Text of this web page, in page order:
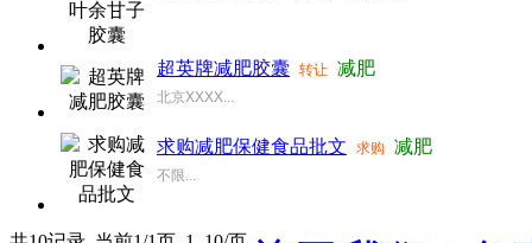
超英牌减肥胶囊 转让 减肥
北京XXXX...
求购减肥保健食品批文 求购 减肥
不限...